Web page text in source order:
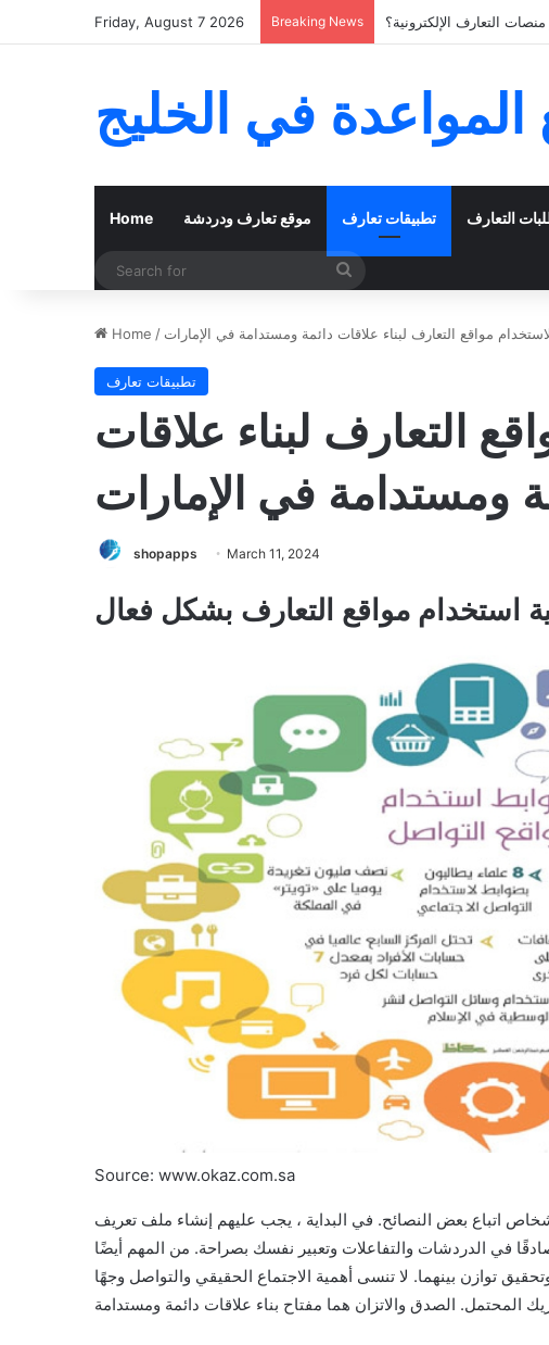
Friday, August 7 2026 Breaking News التعارف الإلكترونية؟
في الخليج
Home موقع تعارف ودردشة تطبيقات تعارف التعارف
Home / مواقع التعارف لبناء علاقات دائمة ومستدامة في الإمارات
تطبيقات تعارف
التعارف لبناء علاقات
ومستدامة في الإمارات
shopapps March 11, 2024
استخدام مواقع التعارف بشكل فعال
Source: www.okaz.com.sa
اتباع بعض النصائح. في البداية ، يجب عليهم إنشاء ملف تعريف
في الدردشات والتفاعلات وتعبير نفسك بصراحة. من المهم أيضًا
توازن بينهما. لا تنسى أهمية الاجتماع الحقيقي والتواصل وجهًا